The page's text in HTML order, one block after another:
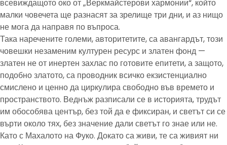
всевиждащото око от „Веркмайстерови хармонии“, който
малки човечета ще разнасят за зрелище три дни, и аз нищо
не мога да направя по въпроса.
Така наречените големи, авторитетите, са авангардът, този
човешки незаменим културен ресурс и златен фонд —
златен не от инертен захлас по готовите епитети, а защото,
подобно златото, са проводник всичко екзистенциално
смислено и ценно да циркулира свободно във времето и
пространството. Веднъж разписали се в историята, трудът
им обособява център, без той да е фиксиран, и светът си се
върти около тях, без значение дали светът го знае или не.
Като с Махалото на Фуко. Докато са живи, те са живият ни